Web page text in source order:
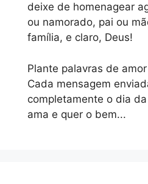
deixe de homenagear
ou namorado, pai ou
família, e claro, Deus!
Plante palavras de
Cada mensagem
completamente o dia
ama e quer o bem...